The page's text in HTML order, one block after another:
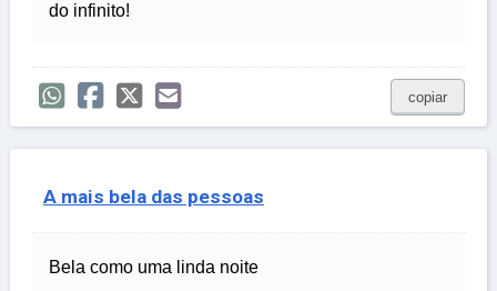
do infinito!
copiar
A mais bela das pessoas
Bela como uma linda noite